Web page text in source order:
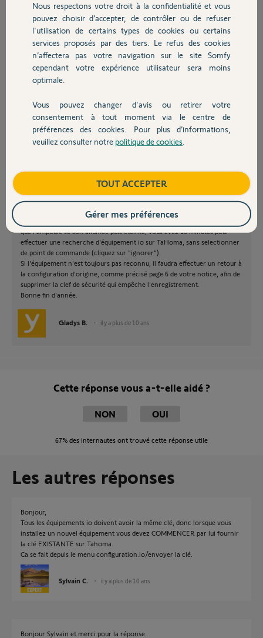
Chauffage
Autres produits
Devis avec un pro
Contact
J'ai tenté avec le bouton prog présent dans la télécommande pour le
même résultat.
Cette télécommande permet de piloter un volet roulant et donc ce
ligthing receiver.
Quelqu'un a-t-il une idée de comment faire ?
Merci d'avance et joyeux noël :-)
il y a plus de 10 ans
Participer au fil de discussion
S'il vous est possible de couper l'alimentation électrique uniquement de
ce récepteur, je vous conseille d'effectuer une double-coupure : couper le
courant 2 secondes, remettre 8 secondes et recouper 2 secondes. Après
que l'ampoule se soit allumée puis éteinte, vous avez 10 minutes pour
effectuer une recherche d'équipement io sur TaHoma, sans selectionner
de point de commande (cliquez sur "ignorer").
Si l'équipement n'est toujours pas reconnu, il faudra effectuer un retour à
la configuration d'origine, comme précisé page 6 de votre notice, afin de
supprimer la clef de sécurité qui empêche l'enregistrement.
Bonne fin d'année.
Gladys B. il y a plus de 10 ans
Cette réponse vous a-t-elle aidé ?
NON OUI
67% des internautes ont trouvé cette réponse utile
Les autres réponses
Bonjour,
Tous les équipements io doivent avoir la même clé, donc lorsque vous
installez un nouvel équipement vous devez COMMENCER par lui fournir
la clé EXISTANTE sur Tahoma.
Ca se fait depuis le menu configuration.io/envoyer la clé.
Sylvain C. il y a plus de 10 ans
Bonjour Sylvain et merci pour la réponse.
Nous respectons votre droit à la confidentialité et vous
pouvez choisir d’accepter, de contrôler ou de refuser
l'utilisation de certains types de cookies ou certains
services proposés par des tiers. Le refus des cookies
n’affectera pas votre navigation sur le site Somfy
cependant votre expérience utilisateur sera moins
optimale.
Vous pouvez changer d'avis ou retirer votre
consentement à tout moment via le centre de
préférences des cookies. Pour plus d’informations,
veuillez consulter notre politique de cookies
TOUT ACCEPTER
Gérer mes préférences